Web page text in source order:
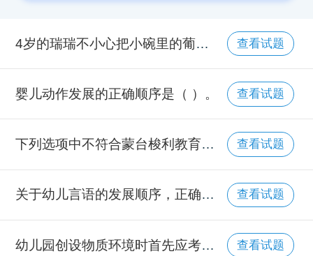
4岁的瑞瑞不小心把小碗里的葡萄干撒在桌子上后，很惊奇地说:“我，我的葡萄干变多了!”这说明他的思维处于（ ）。 查看试题
婴儿动作发展的正确顺序是（ ）。 查看试题
下列选项中不符合蒙台梭利教育观念的是（ ） 查看试题
关于幼儿言语的发展顺序，正确的表述是（ ）。 查看试题
幼儿园创设物质环境时首先应考虑的要求是（ ）。 查看试题